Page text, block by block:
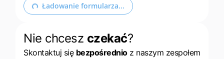
Rozwiń formularz kontaktowy
Nie chcesz czekać?
Skontaktuj się bezpośrednioz naszym zespołem